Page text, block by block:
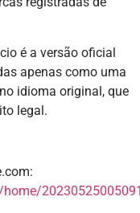
é a versão oficial
apenas como uma
idioma original, que
legal.
home/